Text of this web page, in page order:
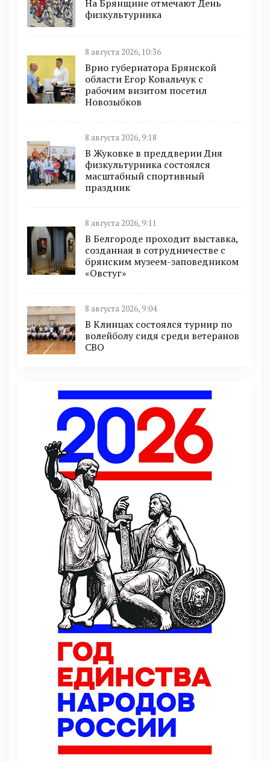
На Брянщине отмечают День
физкультурника
8 августа 2026, 10:36
Врио губернатора Брянской
области Егор Ковальчук с
рабочим визитом посетил
Новозыбков
8 августа 2026, 9:18
В Жуковке в преддверии Дня
физкультурника состоялся
масштабный спортивный
праздник
8 августа 2026, 9:11
В Белгороде проходит выставка,
созданная в сотрудничестве с
брянским музеем-заповедником
«Овстуг»
8 августа 2026, 9:04
В Клинцах состоялся турнир по
волейболу сидя среди ветеранов
СВО